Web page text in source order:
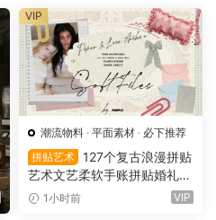
潮流物料 · 平面素材 · 必下推荐
拼贴艺术
127个复古浪漫拼贴
艺术文艺柔软手账拼贴婚礼纸
张边框信封蕾丝蝴蝶结小物件
1小时前 VIP
VIP